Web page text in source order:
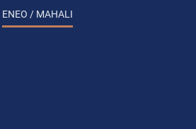
ENEO / MAHALI